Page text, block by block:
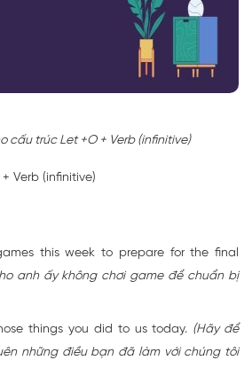
cấu trúc Let +O + Verb (infinitive)
Verb (infinitive)
this week to prepare for the final
anh ấy không chơi game để chuẩn bị
things you did to us today. (Hãy để
những điều bạn đã làm với chúng tôi